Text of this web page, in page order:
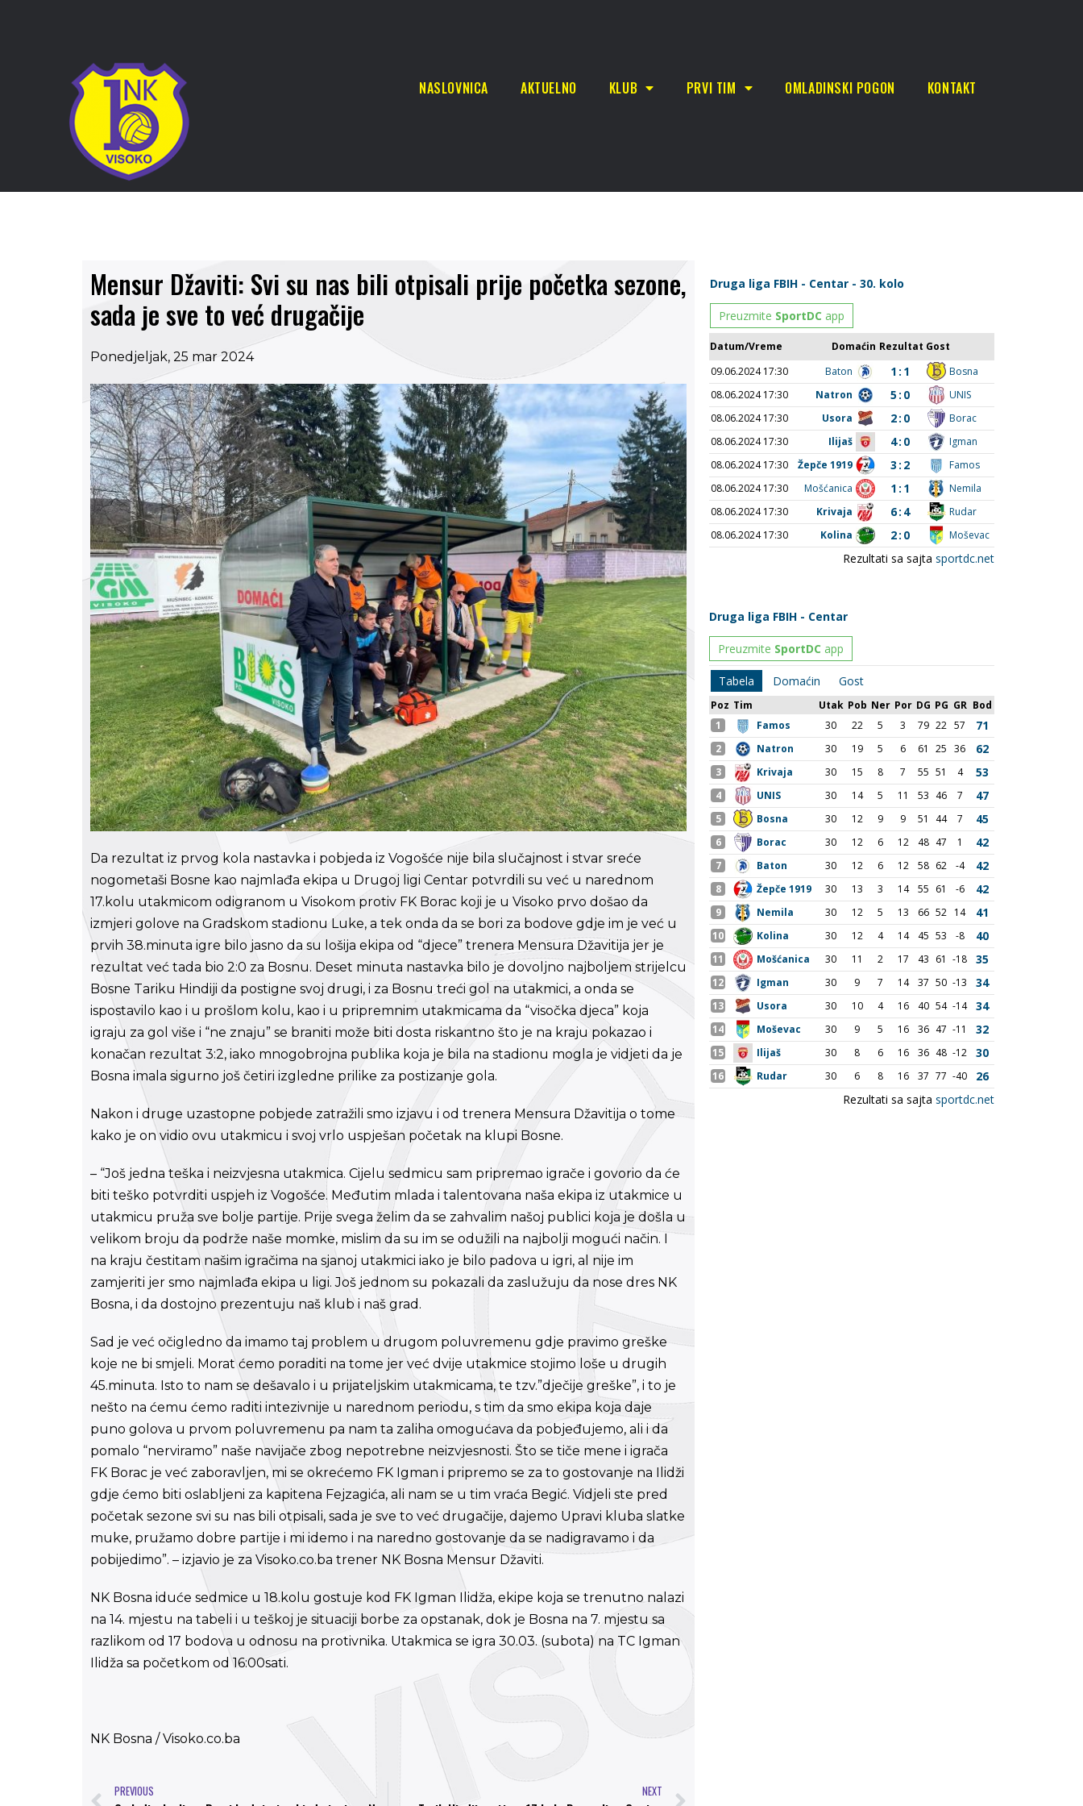
NASLOVNICA AKTUELNO KLUB PRVI TIM OMLADINSKI POGON KONTAKT
Mensur Džaviti: Svi su nas bili otpisali prije početka sezone,
sada je sve to već drugačije
Ponedjeljak, 25 mar 2024
Da rezultat iz prvog kola nastavka i pobjeda iz Vogošće nije bila slučajnost i stvar sreće
nogometaši Bosne kao najmlađa ekipa u Drugoj ligi Centar potvrdili su već u narednom
17.kolu utakmicom odigranom u Visokom protiv FK Borac koji je u Visoko prvo došao da
izmjeri golove na Gradskom stadionu Luke, a tek onda da se bori za bodove gdje im je već u
prvih 38.minuta igre bilo jasno da su lošija ekipa od “djece” trenera Mensura Džavitija jer je
rezultat već tada bio 2:0 za Bosnu. Deset minuta nastavka bilo je dovoljno najboljem strijelcu
Bosne Tariku Hindiji da postigne svoj drugi, i za Bosnu treći gol na utakmici, a onda se
ispostavilo kao i u prošlom kolu, kao i u pripremnim utakmicama da “visočka djeca” koja
igraju za gol više i “ne znaju” se braniti može biti dosta riskantno što je na kraju pokazao i
konačan rezultat 3:2, iako mnogobrojna publika koja je bila na stadionu mogla je vidjeti da je
Bosna imala sigurno još četiri izgledne prilike za postizanje gola.
Nakon i druge uzastopne pobjede zatražili smo izjavu i od trenera Mensura Džavitija o tome
kako je on vidio ovu utakmicu i svoj vrlo uspješan početak na klupi Bosne.
– “Još jedna teška i neizvjesna utakmica. Cijelu sedmicu sam pripremao igrače i govorio da će
biti teško potvrditi uspjeh iz Vogošće. Međutim mlada i talentovana naša ekipa iz utakmice u
utakmicu pruža sve bolje partije. Prije svega želim da se zahvalim našoj publici koja je došla u
velikom broju da podrže naše momke, mislim da su im se odužili na najbolji mogući način. I
na kraju čestitam našim igračima na sjanoj utakmici iako je bilo padova u igri, al nije im
zamjeriti jer smo najmlađa ekipa u ligi. Još jednom su pokazali da zaslužuju da nose dres NK
Bosna, i da dostojno prezentuju naš klub i naš grad.
Sad je već očigledno da imamo taj problem u drugom poluvremenu gdje pravimo greške
koje ne bi smjeli. Morat ćemo poraditi na tome jer već dvije utakmice stojimo loše u drugih
45.minuta. Isto to nam se dešavalo i u prijateljskim utakmicama, te tzv.”dječije greške”, i to je
nešto na ćemu ćemo raditi intezivnije u narednom periodu, s tim da smo ekipa koja daje
puno golova u prvom poluvremenu pa nam ta zaliha omogućava da pobjeđujemo, ali i da
pomalo “nerviramo” naše navijače zbog nepotrebne neizvjesnosti. Što se tiče mene i igrača
FK Borac je već zaboravljen, mi se okrećemo FK Igman i pripremo se za to gostovanje na Ilidži
gdje ćemo biti oslabljeni za kapitena Fejzagića, ali nam se u tim vraća Begić. Vidjeli ste pred
početak sezone svi su nas bili otpisali, sada je sve to već drugačije, dajemo Upravi kluba slatke
muke, pružamo dobre partije i mi idemo i na naredno gostovanje da se nadigravamo i da
pobijedimo”. – izjavio je za Visoko.co.ba trener NK Bosna Mensur Džaviti.
NK Bosna iduće sedmice u 18.kolu gostuje kod FK Igman Ilidža, ekipe koja se trenutno nalazi
na 14. mjestu na tabeli i u teškoj je situaciji borbe za opstanak, dok je Bosna na 7. mjestu sa
razlikom od 17 bodova u odnosu na protivnika. Utakmica se igra 30.03. (subota) na TC Igman
Ilidža sa početkom od 16:00sati.
NK Bosna / Visoko.co.ba
PREVIOUS NEXT